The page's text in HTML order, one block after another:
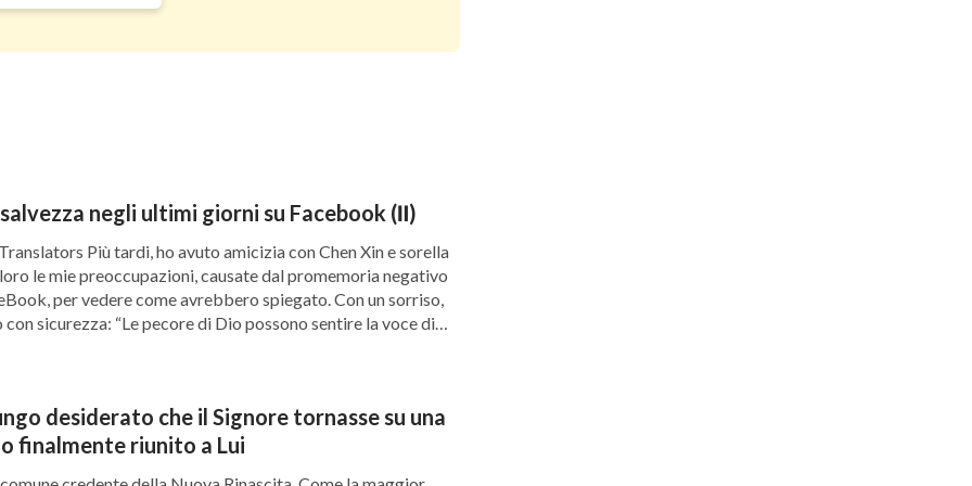
parole vuote? Persino il Figlio dell’uomo
visto con i tuoi stessi occhi, quelle parole
Gesù all’epoca? ‘Ma quant’è a quel
angeli dei cieli, neppure il Figliuolo, ma il
alla venuta del Figliuol dell’uomo. … Perciò,
pensate, il Figliuol dell’uomo verrà’. Quando
Se non lo sa Lui Stesso, come lo sapresti
via. Quando arriverà non lo sa
negli ultimi giorni su Facebook (Ⅱ)
Più tardi, ho avuto amicizia con Chen Xin e sorella
le mie preoccupazioni, causate dal promemoria negativo
per vedere come avrebbero spiegato. Con un sorriso,
sicurezza: “Le pecore di Dio possono sentire la voce di
desiderato che il Signore tornasse su una
finalmente riunito a Lui